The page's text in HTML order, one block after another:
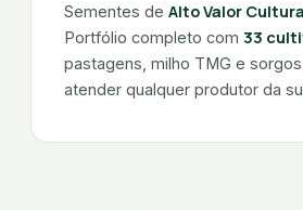
Sementes de Alto Valor
Portfólio completo com 33
pastagens, milho TMG e
atender qualquer produtor da